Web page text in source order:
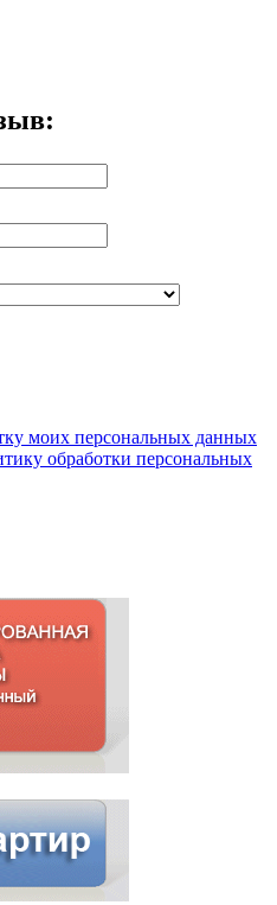
моих персональных данных
обработки персональных